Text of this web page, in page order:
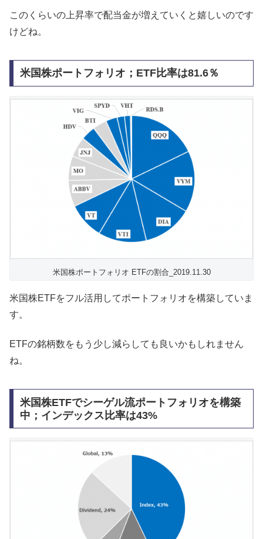
このくらいの上昇率で配当金が増えていくと嬉しいのです
けどね。
米国株ポートフォリオ；ETF比率は81.6％
米国株ポートフォリオ ETFの割合_2019.11.30
米国株ETFをフル活用してポートフォリオを構築していま
す。
ETFの銘柄数をもう少し減らしても良いかもしれません
ね。
米国株ETFでシーゲル流ポートフォリオを構築
中；インデックス比率は43%